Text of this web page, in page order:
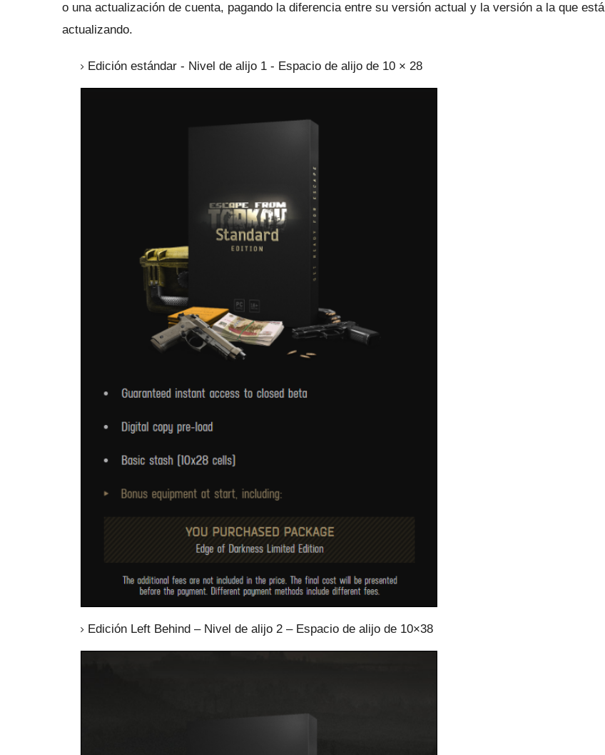
o una actualización de cuenta, pagando la diferencia entre su versión actual y la versión a la que está
actualizando.
Edición estándar - Nivel de alijo 1 - Espacio de alijo de 10 × 28
Edición Left Behind – Nivel de alijo 2 – Espacio de alijo de 10×38